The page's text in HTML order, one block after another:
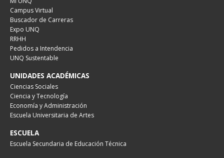
Campus Virtual
Buscador de Carreras
Expo UNQ
RRHH
Pedidos a Intendencia
UNQ Sustentable
UNIDADES ACADÉMICAS
Ciencias Sociales
Ciencia y Tecnología
Economía y Administración
Escuela Universitaria de Artes
ESCUELA
Escuela Secundaria de Educación Técnica